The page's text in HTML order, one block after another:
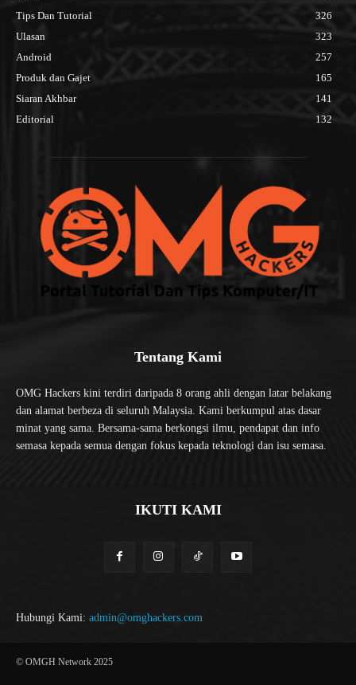
Tips Dan Tutorial
326
Ulasan
323
Android
257
Produk dan Gajet
165
Siaran Akhbar
141
Editorial
132
Tentang Kami
OMG Hackers kini terdiri daripada 8 orang ahli dengan latar belakang
dan alamat berbeza di seluruh Malaysia. Kami berkumpul atas dasar
minat yang sama. Bersama-sama berkongsi ilmu, pendapat dan info
semasa kepada semua dengan fokus kepada teknologi dan isu semasa.
IKUTI KAMI
Hubungi Kami: admin@omghackers.com
© OMGH Network 2025